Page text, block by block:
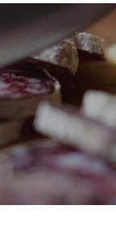
zum Schließen